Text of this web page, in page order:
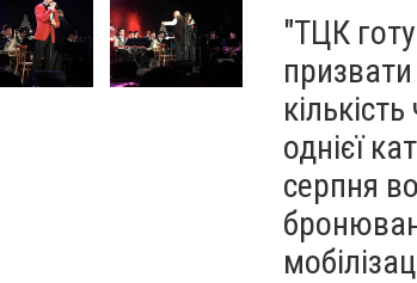
"ТЦК
однієї
серпня